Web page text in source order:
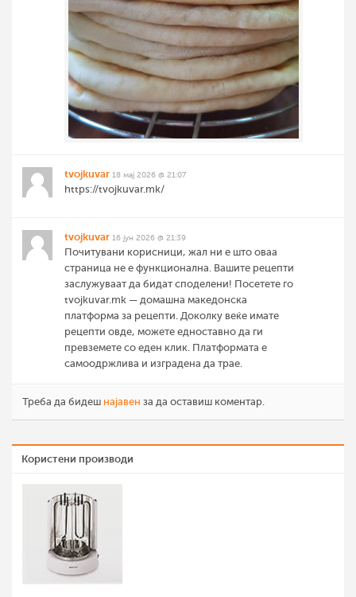
tvojkuvar 18 мај 2026 @ 21:07
https://tvojkuvar.mk/
tvojkuvar 16 јун 2026 @ 21:39
Почитувани корисници, жал ни е што оваа
страница не е функционална. Вашите рецепти
заслужуваат да бидат споделени! Посетете го
tvojkuvar.mk — домашна македонска
платформа за рецепти. Доколку веќе имате
рецепти овде, можете едноставно да ги
превземете со еден клик. Платформата е
самоодржлива и изградена да трае.
Треба да бидеш најавен за да оставиш коментар.
Користени производи